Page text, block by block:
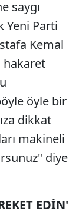
saygı
Yeni Parti
Kemal
öyle bir
dikkat
makineli
diye
EDİN'